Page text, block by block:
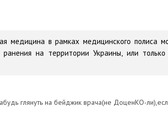
медицина в рамках медицинского полиса
ранения на территории Украины, или
глянуть на бейджик врача(не ДоценКО-